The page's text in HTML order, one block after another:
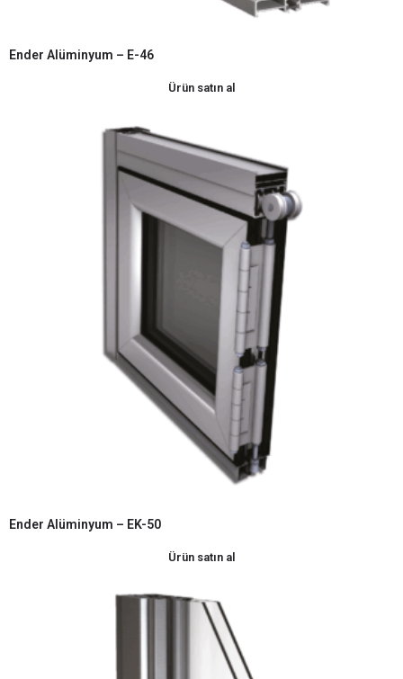
Ender Alüminyum – E-46
Ürün satın al
Ender Alüminyum – EK-50
Ürün satın al